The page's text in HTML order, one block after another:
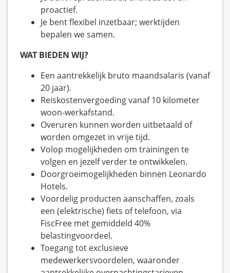
proactief.
Je bent flexibel inzetbaar; werktijden
bepalen we samen.
WAT BIEDEN WIJ?
Een aantrekkelijk bruto maandsalaris (vanaf
20 jaar).
Reiskostenvergoeding vanaf 10 kilometer
woon-werkafstand.
Overuren kunnen worden uitbetaald of
worden omgezet in vrije tijd.
Volop mogelijkheden om trainingen te
volgen en jezelf verder te ontwikkelen.
Doorgroeimogelijkheden binnen Leonardo
Hotels.
Voordelig producten aanschaffen, zoals
een (elektrische) fiets of telefoon, via
FiscFree met gemiddeld 40%
belastingvoordeel.
Toegang tot exclusieve
medewerkersvoordelen, waaronder